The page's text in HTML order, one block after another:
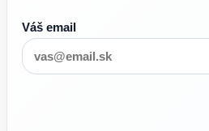
Váš email